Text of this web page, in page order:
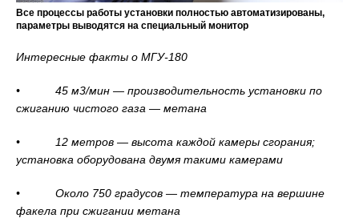
Все процессы работы установки полностью автоматизированы,
параметры выводятся на специальный монитор
Интересные факты о МГУ-180
• 45 м3/мин — производительность установки по
сжиганию чистого газа — метана
• 12 метров — высота каждой камеры сгорания;
установка оборудована двумя такими камерами
• Около 750 градусов — температура на вершине
факела при сжигании метана